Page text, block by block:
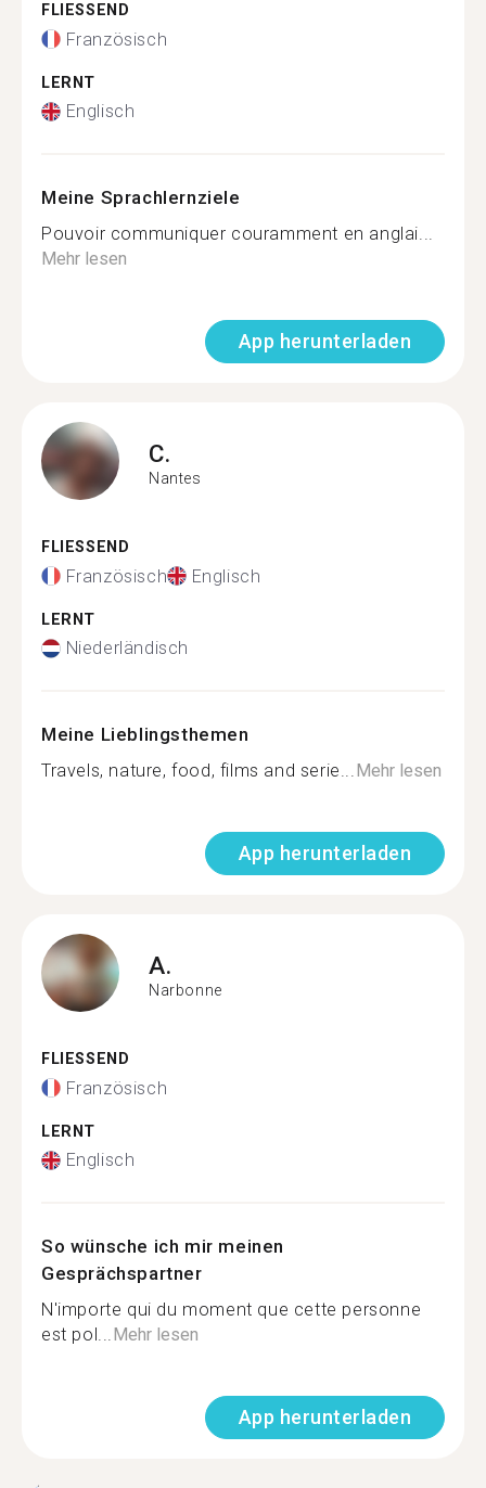
FLIESSEND
Französisch
LERNT
Englisch
Meine Sprachlernziele
Pouvoir communiquer couramment en anglai...
Mehr lesen
App herunterladen
C.
Nantes
FLIESSEND
Französisch Englisch
LERNT
Niederländisch
Meine Lieblingsthemen
Travels, nature, food, films and serie...Mehr lesen
App herunterladen
A.
Narbonne
FLIESSEND
Französisch
LERNT
Englisch
So wünsche ich mir meinen
Gesprächspartner
N'importe qui du moment que cette personne
est pol...Mehr lesen
App herunterladen